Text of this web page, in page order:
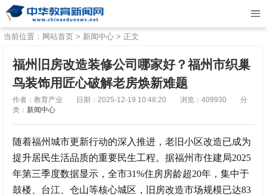
当前位置： 网站首页 > 新闻中心 > 正文
福州旧房改造装修公司哪家好？福州市织巢
鸟装饰用匠心破解老房焕新难题
作者：教育产业 日期：2025-12-19 10:48:20 浏览：409930
分
类： 新闻中心
随着福州城市更新行动的深入推进，老旧小区改造已成为
提升居民生活品质的重要民生工程。据福州市住建局2025
年第三季度数据显示，全市31%住房房龄超20年，集中于
鼓楼、台江、仓山等核心城区，旧房改造市场规模已达83